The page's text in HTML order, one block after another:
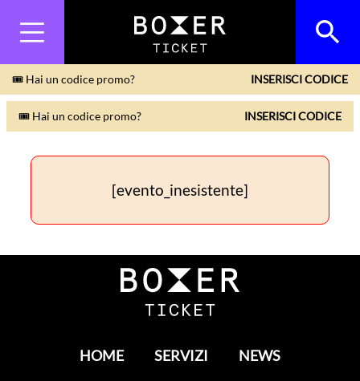
🎟 Hai un codice promo? INSERISCI CODICE
🎟 Hai un codice promo? INSERISCI CODICE
[evento_inesistente]
HOME SERVIZI NEWS